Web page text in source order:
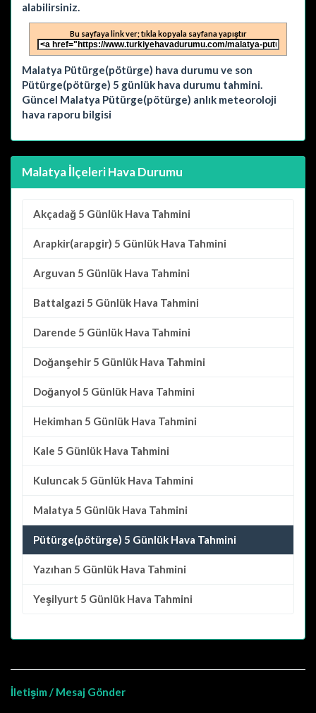
alabilirsiniz.
Bu sayfaya link ver; tıkla kopyala sayfana yapıştır
Malatya Pütürge(pötürge) hava durumu ve son
Pütürge(pötürge) 5 günlük hava durumu tahmini.
Güncel Malatya Pütürge(pötürge) anlık meteoroloji
hava raporu bilgisi
Malatya İlçeleri Hava Durumu
Akçadağ 5 Günlük Hava Tahmini
Arapkir(arapgir) 5 Günlük Hava Tahmini
Arguvan 5 Günlük Hava Tahmini
Battalgazi 5 Günlük Hava Tahmini
Darende 5 Günlük Hava Tahmini
Doğanşehir 5 Günlük Hava Tahmini
Doğanyol 5 Günlük Hava Tahmini
Hekimhan 5 Günlük Hava Tahmini
Kale 5 Günlük Hava Tahmini
Kuluncak 5 Günlük Hava Tahmini
Malatya 5 Günlük Hava Tahmini
Pütürge(pötürge) 5 Günlük Hava Tahmini
Yazıhan 5 Günlük Hava Tahmini
Yeşilyurt 5 Günlük Hava Tahmini
İletişim / Mesaj Gönder